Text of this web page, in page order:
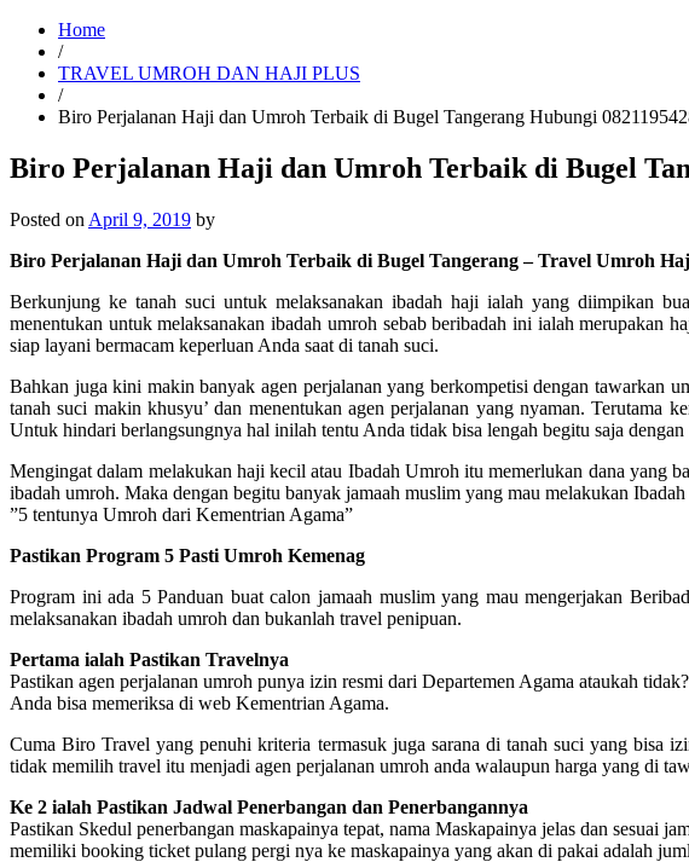
Home
/
TRAVEL UMROH DAN HAJI PLUS
/
Biro Perjalanan Haji dan Umroh Terbaik di Bugel Tangerang Hubungi
Biro Perjalanan Haji dan Umroh Terbaik di Bugel
Posted on April 9, 2019 by
Biro Perjalanan Haji dan Umroh Terbaik di Bugel Tangerang – Travel Umroh
Berkunjung ke tanah suci untuk melaksanakan ibadah haji ialah yang diimpikan
menentukan untuk melaksanakan ibadah umroh sebab beribadah ini ialah merupakan
siap layani bermacam keperluan Anda saat di tanah suci.
Bahkan juga kini makin banyak agen perjalanan yang berkompetisi dengan tawarkan
tanah suci makin khusyu’ dan menentukan agen perjalanan yang nyaman. Terutama
Untuk hindari berlangsungnya hal inilah tentu Anda tidak bisa lengah begitu saja
Mengingat dalam melakukan haji kecil atau Ibadah Umroh itu memerlukan dana yang
ibadah umroh. Maka dengan begitu banyak jamaah muslim yang mau melakukan
”5 tentunya Umroh dari Kementrian Agama”
Pastikan Program 5 Pasti Umroh Kemenag
Program ini ada 5 Panduan buat calon jamaah muslim yang mau mengerjakan
melaksanakan ibadah umroh dan bukanlah travel penipuan.
Pertama ialah Pastikan Travelnya
Pastikan agen perjalanan umroh punya izin resmi dari Departemen Agama ataukah tidak?
Anda bisa memeriksa di web Kementrian Agama.
Cuma Biro Travel yang penuhi kriteria termasuk juga sarana di tanah suci yang bisa
tidak memilih travel itu menjadi agen perjalanan umroh anda walaupun harga yang di
Ke 2 ialah Pastikan Jadwal Penerbangan dan Penerbangannya
Pastikan Skedul penerbangan maskapainya tepat, nama Maskapainya jelas dan sesuai
memiliki booking ticket pulang pergi nya ke maskapainya yang akan di pakai adalah